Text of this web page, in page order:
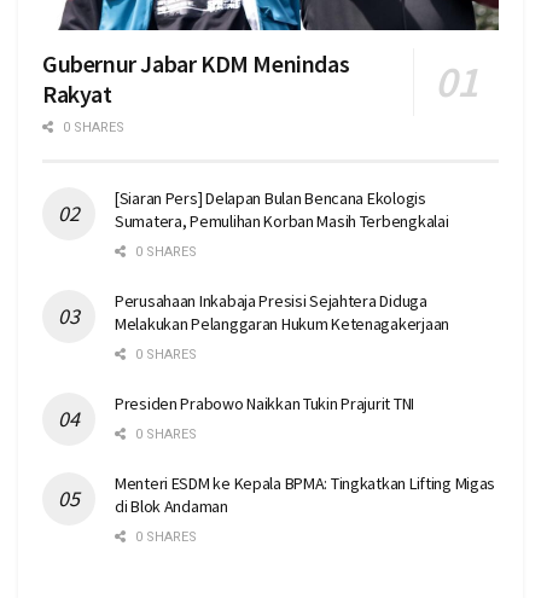
Gubernur Jabar KDM Menindas
Rakyat
0 SHARES
[Siaran Pers] Delapan Bulan Bencana Ekologis
Sumatera, Pemulihan Korban Masih Terbengkalai
0 SHARES
Perusahaan Inkabaja Presisi Sejahtera Diduga
Melakukan Pelanggaran Hukum Ketenagakerjaan
0 SHARES
Presiden Prabowo Naikkan Tukin Prajurit TNI
0 SHARES
Menteri ESDM ke Kepala BPMA: Tingkatkan Lifting Migas
di Blok Andaman
0 SHARES